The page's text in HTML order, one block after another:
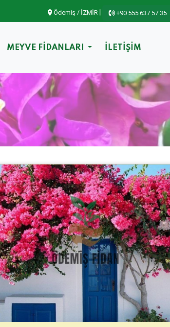
Ödemiş / İZMİR +90 555 637 57 35
MEYVE FİDANLARI İLETİŞİM